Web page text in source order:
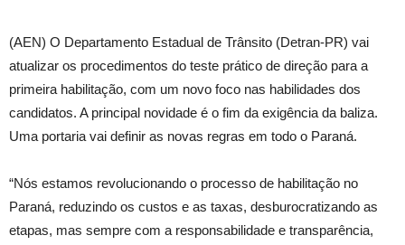
(AEN) O Departamento Estadual de Trânsito (Detran-PR) vai
atualizar os procedimentos do teste prático de direção para a
primeira habilitação, com um novo foco nas habilidades dos
candidatos. A principal novidade é o fim da exigência da baliza.
Uma portaria vai definir as novas regras em todo o Paraná.
“Nós estamos revolucionando o processo de habilitação no
Paraná, reduzindo os custos e as taxas, desburocratizando as
etapas, mas sempre com a responsabilidade e transparência,